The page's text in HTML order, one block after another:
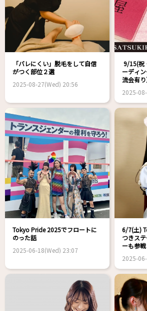
「バレにくい」脱毛をして自信
がつく部位２選
2025-08-27(Wed) 20:56
9/15(祝
ーディ
流会有り
2025-
Tokyo Pride 2025でフロートに
のった話
2025-06-18(Wed) 23:07
6/7(土)
つきス
ーも参戦
2025-